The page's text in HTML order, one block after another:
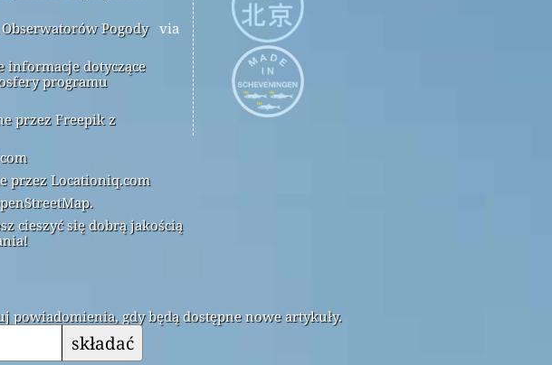
Pogody via
informacje dotyczące
programu
przez Freepik z
przez Locationiq.com
cieszyć się dobrą jakością
powiadomienia, gdy będą dostępne nowe artykuły.
składać